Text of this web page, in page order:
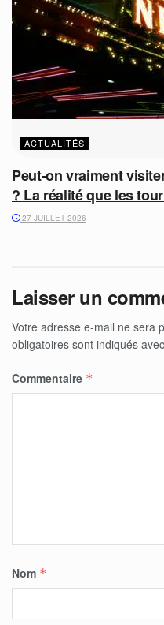
ACTUALITÉS
Peut-on vraiment
? La réalité que les
27 JUILLET 2026
Laisser un
Votre adresse e-mail ne sera
obligatoires sont indiqués avec
Commentaire *
Nom *